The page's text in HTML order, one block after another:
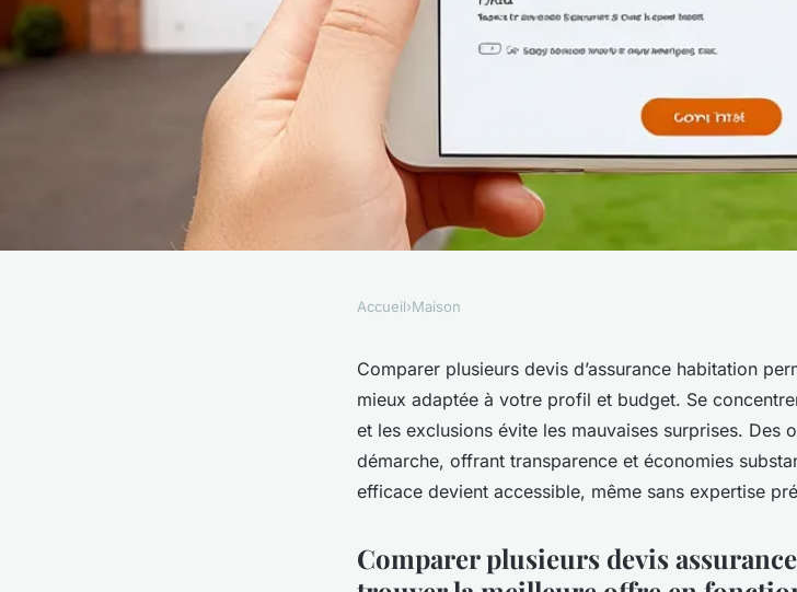
Comparer plusieurs devis
habitation facilement et
Accueil›Maison
Comparer plusieurs devis d’assurance habitation
mieux adaptée à votre profil et budget. Se
et les exclusions évite les mauvaises surprises. Des
démarche, offrant transparence et économies
efficace devient accessible, même sans expertise
Comparer plusieurs devis